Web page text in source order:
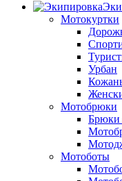
Мотокуртки
Урбан
Мотобрюки
Брюки
Мотоботы